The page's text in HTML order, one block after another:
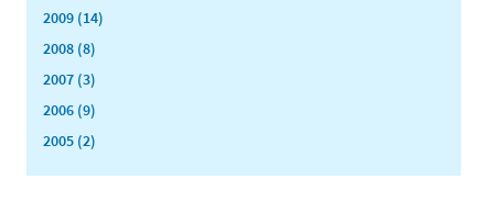
2009 (14)
2008 (8)
2007 (3)
2006 (9)
2005 (2)